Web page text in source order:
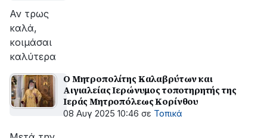
Αν τρως
καλά,
κοιμάσαι
καλύτερα
Ο Μητροπολίτης Καλαβρύτων και
Αιγιαλείας Ιερώνυμος τοποτηρητής της
Ιεράς Μητροπόλεως Κορίνθου
08 Αυγ 2025 10:46 σε Τοπικά